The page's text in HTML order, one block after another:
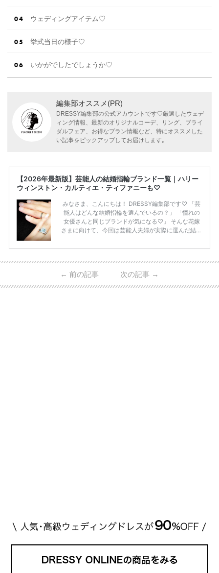
ウェディングアイテム♡
挙式当日の様子♡
いかがでしたでしょうか♡
編集部オススメ(PR)
DRESSY編集部の公式アカウントです♡厳選したウェデ
ィング情報、最新のオリジナルコーデ、リング、ブライ
ダルフェア、お得なプラン情報など、特にオススメした
い記事をピックアップしてお届けします｡
【2026年最新版】芸能人の結婚指輪ブランド一覧｜ハリー
ウィンストン・カルティエ・ティファニーも♡
みなさま、こんにちは！ DRESSY編集部です♡ 「芸
能人はどんな結婚指輪を選んでいるの？」 「憧れの
女優さんと同じブランドが気になる♡」 そんな花嫁
さまに向けて、今回は芸能人夫婦が実際に選んだ結婚
ーウィンストンやカルティエ、ティファニーなど世界
日本で人気のブランドまで幅広くご紹介。 さらに、
・愛用している芸能人夫婦 ・リングの特徴や魅力 ・
← 前の記事 次の記事 →